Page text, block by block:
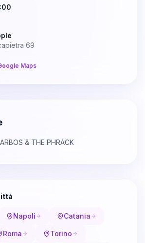
69
Maps
& THE PHRACK
Napoli Catania
Roma Torino